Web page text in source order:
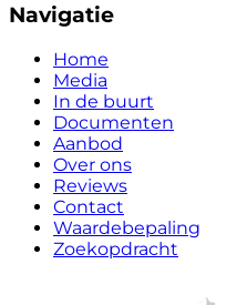
Navigatie
Home
Media
In de buurt
Documenten
Aanbod
Over ons
Reviews
Contact
Waardebepaling
Zoekopdracht